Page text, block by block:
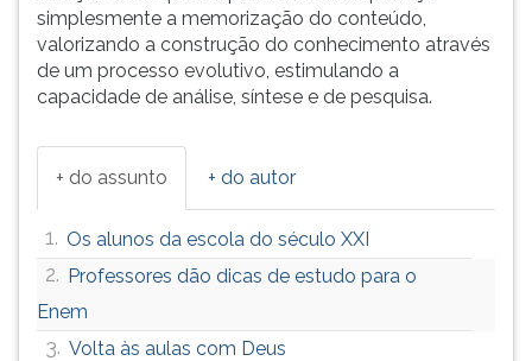
simplesmente a memorização do conteúdo,
valorizando a construção do conhecimento através
de um processo evolutivo, estimulando a
capacidade de análise, síntese e de pesquisa.
+ do assunto + do autor
1. Os alunos da escola do século XXI
2. Professores dão dicas de estudo para o
Enem
3. Volta às aulas com Deus